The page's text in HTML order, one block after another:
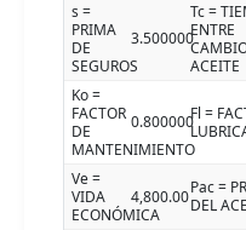
s =
PRIMA
DE
SEGUROS
3.500000
Tc =
ENTRE
ACEITE
Ko =
FACTOR
DE
MANTENIMIENTO
0.800000Fl =
Ve =
VIDA
ECONÓMICA
4,800.00Pac =
DEL